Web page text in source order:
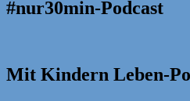
#nur30min-Podcast
Mit Kindern Leben-